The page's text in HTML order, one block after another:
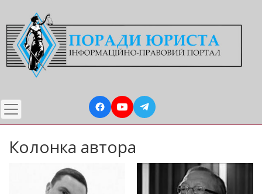
до
основного
вмісту
Колонка автора